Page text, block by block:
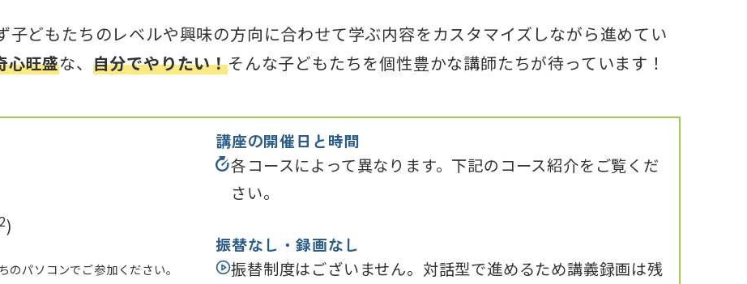
子どもたちのレベルや興味の方向に合わせて学ぶ内容をカスタマイズしながら進めてい
心旺盛な、 自分でやりたい！そんな子どもたちを個性豊かな講師たちが待っています！
)
パソコンでご参加ください。
講座の開催日と時間
各コースによって異なります。下記のコース紹介をご覧くだ
さい。
振替なし・録画なし
振替制度はございません。対話型で進めるため講義録画は残